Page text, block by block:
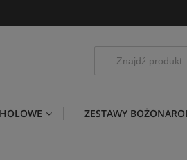
ZESTAWY